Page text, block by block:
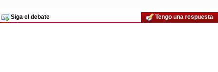
Siga el debate Tengo una respuesta